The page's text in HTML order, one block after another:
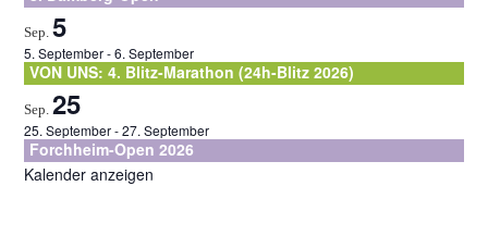
Sep.5
5. September-6. September
VON UNS: 4. Blitz-Marathon (24h-Blitz 2026)
Sep.25
25. September-27. September
Forchheim-Open 2026
Kalender anzeigen